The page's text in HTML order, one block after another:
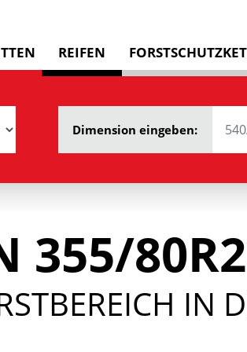
REIFEN
Dimension eingeben:
355/